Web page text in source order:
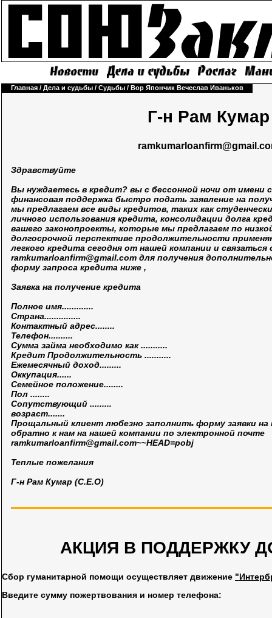
Главная / Дела и судьбы / Судьбы / Вор Япончик Вечеслав Иваньков
Г-н Рам Кумар
Здравствуйте
Вы нуждаетесь в кредит? вы с бессонной ночи от имени
финансовая поддержка быстро подать заявление на
мы предлагаем все виды кредитов, таких как
личного использования кредита, консолидации долга
вашего законопроекты, которые мы предлагаем по
долгосрочной перспективе продолжительности
легкого кредита сегодня от нашей компании и
ramkumarloanfirm@gmail.com для получения
форму запроса кредита ниже ,
Заявка на получение кредита
Полное имя.............
Страна...............
Контактный адрес........
Телефон..........
Сумма займа необходимо как ...........
Кредит Продолжительность ...........
Ежемесячный доход.........
Оккупация......
Семейное положение........
Пол ........
Сопутствующий .........
возраст.......
Прощальный клиент любезно заполнить форму заявки
обратно к нам на нашей компании по электронной почте
ramkumarloanfirm@gmail.com~~HEAD=pobj
Теплые пожелания
Г-н Рам Кумар (C.E.O)
АКЦИЯ В ПОДДЕРЖКУ
Сбор гуманитарной помощи осуществляет движение
Введите сумму пожертвования и номер телефона: